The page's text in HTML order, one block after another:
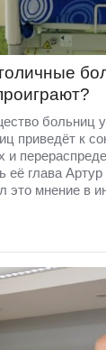
больниц
приведёт к
и
её глава
это мнение в